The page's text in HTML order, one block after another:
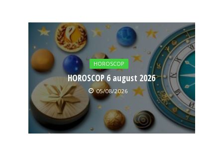
HOROSCOP
HOROSCOP 6 august 2026
05/08/2026